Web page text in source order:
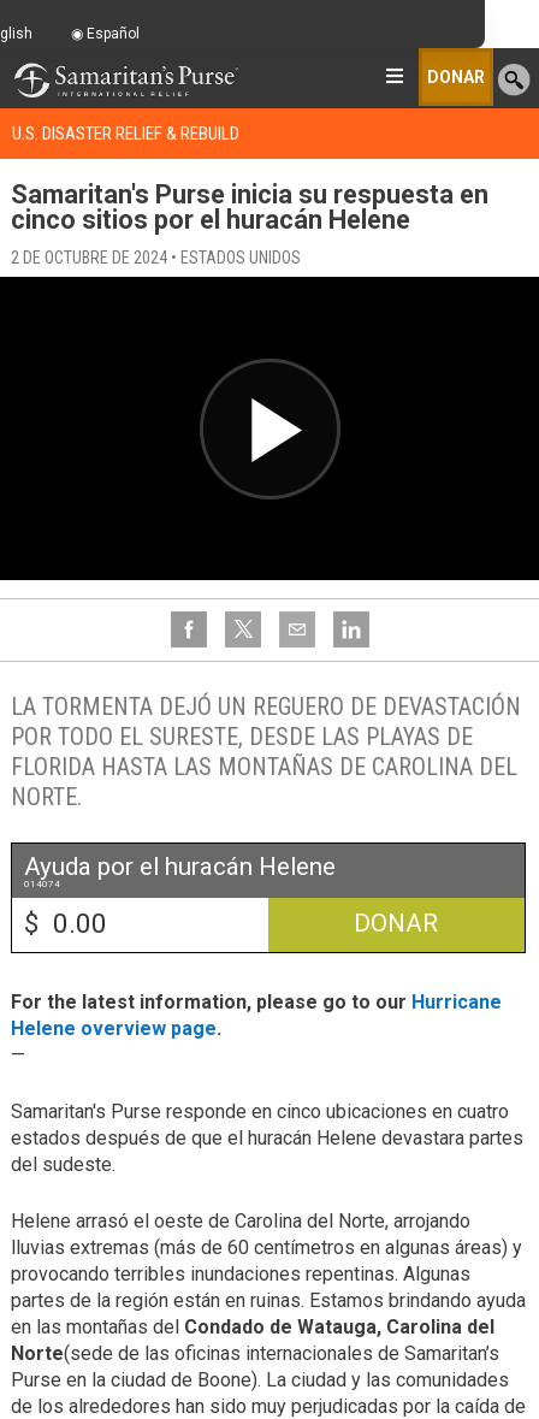
DONAR
U.S. DISASTER RELIEF & REBUILD
Samaritan's Purse inicia su respuesta en
cinco sitios por el huracán Helene
2 DE OCTUBRE DE 2024 • ESTADOS UNIDOS
LA TORMENTA DEJÓ UN REGUERO DE DEVASTACIÓN
POR TODO EL SURESTE, DESDE LAS PLAYAS DE
FLORIDA HASTA LAS MONTAÑAS DE CAROLINA DEL
NORTE.
Ayuda por el huracán Helene
014074
$ DONAR
For the latest information, please go to our Hurricane
Helene overview page.
—
Samaritan's Purse responde en cinco ubicaciones en cuatro
estados después de que el huracán Helene devastara partes
del sudeste.
Helene arrasó el oeste de Carolina del Norte, arrojando
lluvias extremas (más de 60 centímetros en algunas áreas) y
provocando terribles inundaciones repentinas. Algunas
partes de la región están en ruinas. Estamos brindando ayuda
en las montañas del Condado de Watauga, Carolina del
Norte(sede de las oficinas internacionales de Samaritan’s
Purse en la ciudad de Boone). La ciudad y las comunidades
de los alrededores han sido muy perjudicadas por la caída de
Español